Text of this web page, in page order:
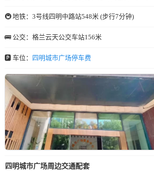
🚇 地铁：3号线四明中路站548米 (步行7分钟)
🚌 公交：格兰云天公交车站156米
🅿️ 车位： 四明城市广场停车费
四明城市广场周边交通配套